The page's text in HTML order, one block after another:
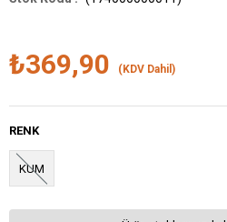
₺369,90 (KDV Dahil)
RENK
KUM